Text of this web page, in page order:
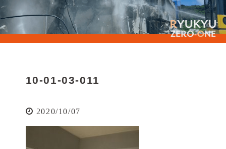
10-01-03-011
2020/10/07